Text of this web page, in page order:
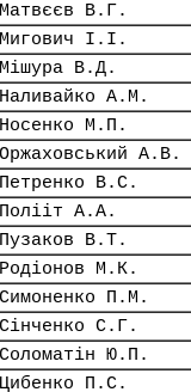
Матвєєв В.Г.
Мигович І.І.
Мішура В.Д.
Наливайко А.М.
Носенко М.П.
Оржаховський А.В.
Петренко В.С.
Полііт А.А.
Пузаков В.Т.
Родіонов М.К.
Симоненко П.М.
Сінченко С.Г.
Соломатін Ю.П.
Цибенко П.С.